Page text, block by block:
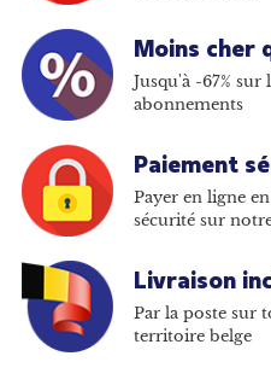
Moins cher
Jusqu'à -67% sur
abonnements
Paiement
Payer en ligne
sécurité sur
Livraison
Par la poste sur
territoire belge